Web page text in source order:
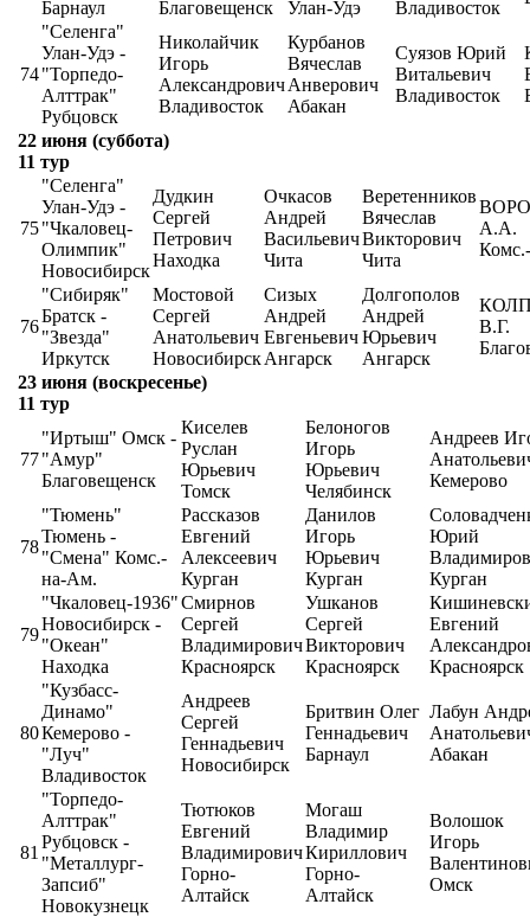
Барнаул Благовещенск Улан-Удэ Владивосток
74
"Селенга"
Улан-Удэ -
"Торпедо-
Алттрак"
Рубцовск
Николайчик
Игорь
Александрович
Владивосток
Курбанов
Вячеслав
Анверович
Абакан
Суязов Юрий
Витальевич
Владивосток
22 июня (суббота)
11 тур
75
"Селенга"
Улан-Удэ -
"Чкаловец-
Олимпик"
Новосибирск
Дудкин
Сергей
Петрович
Находка
Очкасов
Андрей
Васильевич
Чита
Веретенников
Вячеслав
Викторович
Чита
А.А.
76
"Сибиряк"
Братск -
"Звезда"
Иркутск
Мостовой
Сергей
Анатольевич
Новосибирск
Сизых
Андрей
Евгеньевич
Ангарск
Долгополов
Андрей
Юрьевич
Ангарск
В.Г.
23 июня (воскресенье)
11 тур
77
"Иртыш" Омск -
"Амур"
Благовещенск
Киселев
Руслан
Юрьевич
Томск
Белоногов
Игорь
Юрьевич
Челябинск
Андреев
Кемерово
78
"Тюмень"
Тюмень -
"Смена" Комс.-
на-Ам.
Рассказов
Евгений
Алексеевич
Курган
Данилов
Игорь
Юрьевич
Курган
Юрий
Курган
79
"Чкаловец-1936"
Новосибирск -
"Океан"
Находка
Смирнов
Сергей
Владимирович
Красноярск
Ушканов
Сергей
Викторович
Красноярск
Евгений
Красноярск
80
"Кузбасс-
Динамо"
Кемерово -
"Луч"
Владивосток
Андреев
Сергей
Геннадьевич
Новосибирск
Бритвин Олег
Геннадьевич
Барнаул
Лабун
Абакан
81
"Торпедо-
Алттрак"
Рубцовск -
"Металлург-
Запсиб"
Новокузнецк
Тютюков
Евгений
Владимирович
Горно-
Алтайск
Могаш
Владимир
Кириллович
Горно-
Алтайск
Волошок
Игорь
Омск